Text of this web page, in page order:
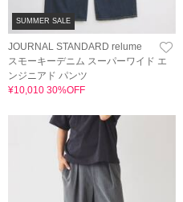
SUMMER SALE
JOURNAL STANDARD relume
スモーキーデニム スーパーワイド エ
ンジニアド パンツ
¥10,010 30%OFF